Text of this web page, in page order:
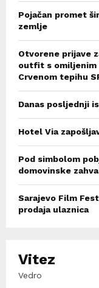
Pojačan promet
zemlje
Otvorene prijave
outfit s omiljenim
Crvenom tepihu
Danas posljednji
Hotel Via
Pod simbolom
domovinske
Sarajevo Film
prodaja ulaznica
Vitez
Vedro